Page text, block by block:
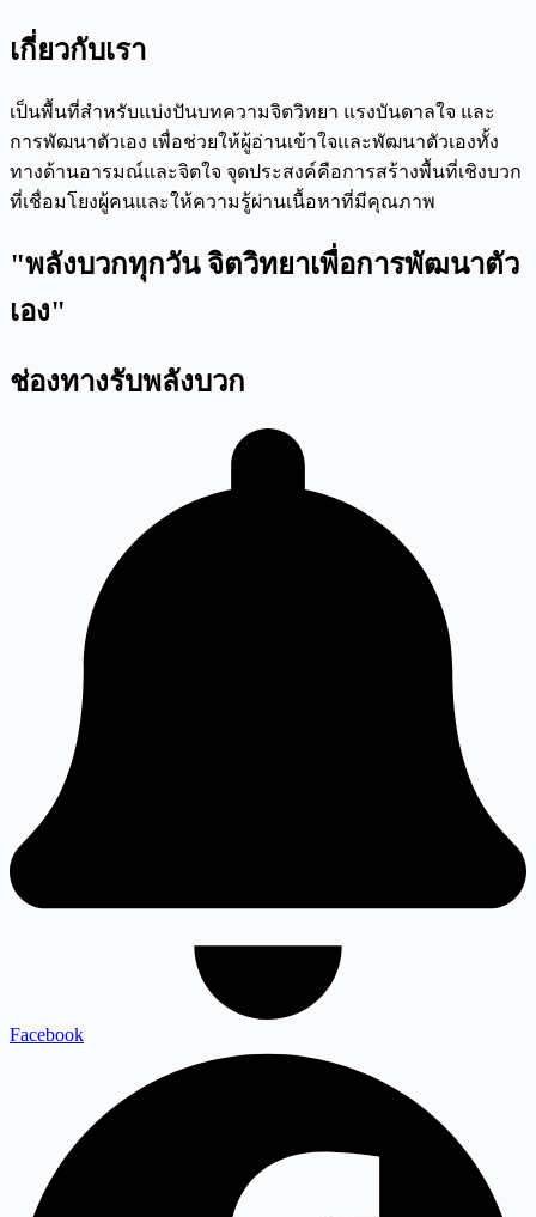
เกี่ยวกับเรา
เป็นพื้นที่สำหรับแบ่งปันบทความจิตวิทยา แรงบันดาลใจ และ
การพัฒนาตัวเอง เพื่อช่วยให้ผู้อ่านเข้าใจและพัฒนาตัวเองทั้ง
ทางด้านอารมณ์และจิตใจ จุดประสงค์คือการสร้างพื้นที่เชิงบวก
ที่เชื่อมโยงผู้คนและให้ความรู้ผ่านเนื้อหาที่มีคุณภาพ
"พลังบวกทุกวัน จิตวิทยาเพื่อการพัฒนาตัว
เอง"
ช่องทางรับพลังบวก
Facebook